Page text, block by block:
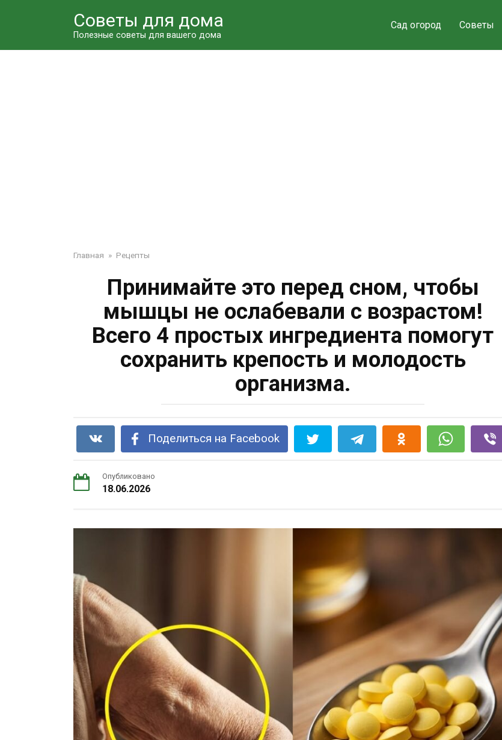
Советы для дома
Полезные советы для вашего дома
Сад огород Советы
Главная » Рецепты
Принимайте это перед сном, чтобы
мышцы не ослабевали с возрастом!
Всего 4 простых ингредиента помогут
сохранить крепость и молодость
организма.
Поделиться на Facebook
Опубликовано
18.06.2026